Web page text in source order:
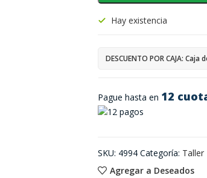
Pague hasta en 12
Hay existencia
DESCUENTO POR CAJA:
Agregar a Deseados
SKU: 4994 Categoría: Taller